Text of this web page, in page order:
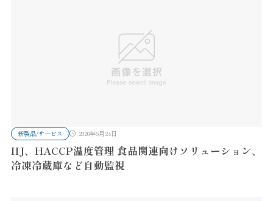
新製品/サービス 2020年6月24日
IIJ、HACCP温度管理 食品関連向けソリューション、
冷凍冷蔵庫など自動監視